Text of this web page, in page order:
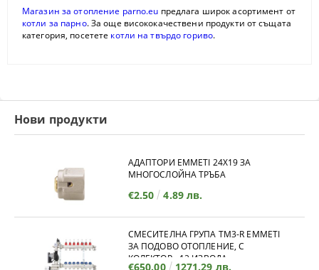
Магазин за отопление parno.eu предлага широк асортимент от
котли за парно. За още висококачествени продукти от същата
категория, посетете котли на твърдо гориво.
Нови продукти
АДАПТОРИ EMMETI 24X19 ЗА
МНОГОСЛОЙНА ТРЪБА
€2.50 4.89 лв.
СМЕСИТЕЛНА ГРУПА TM3-R EMMETI
ЗА ПОДОВО ОТОПЛЕНИЕ, С
КОЛЕКТОР - 12 ИЗВОДА
€650.00 1271.29 лв.